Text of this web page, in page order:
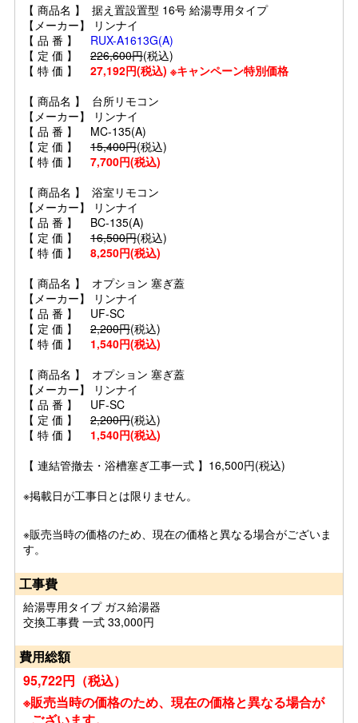
【 商品名 】 据え置設置型 16号 給湯専用タイプ
【メーカー】 リンナイ
【 品 番 】 RUX-A1613G(A)
【 定 価 】 226,600円(税込)
【 特 価 】 27,192円(税込) ※キャンペーン特別価格
【 商品名 】 台所リモコン
【メーカー】 リンナイ
【 品 番 】 MC-135(A)
【 定 価 】 15,400円(税込)
【 特 価 】 7,700円(税込)
【 商品名 】 浴室リモコン
【メーカー】 リンナイ
【 品 番 】 BC-135(A)
【 定 価 】 16,500円(税込)
【 特 価 】 8,250円(税込)
【 商品名 】 オプション 塞ぎ蓋
【メーカー】 リンナイ
【 品 番 】 UF-SC
【 定 価 】 2,200円(税込)
【 特 価 】 1,540円(税込)
【 商品名 】 オプション 塞ぎ蓋
【メーカー】 リンナイ
【 品 番 】 UF-SC
【 定 価 】 2,200円(税込)
【 特 価 】 1,540円(税込)
【 連結管撤去・浴槽塞ぎ工事一式 】16,500円(税込)
※掲載日が工事日とは限りません。
※販売当時の価格のため、現在の価格と異なる場合がございま
す。
工事費
給湯専用タイプ ガス給湯器
交換工事費 一式 33,000円
費用総額
95,722円（税込）
※販売当時の価格のため、現在の価格と異なる場合が
ございます。